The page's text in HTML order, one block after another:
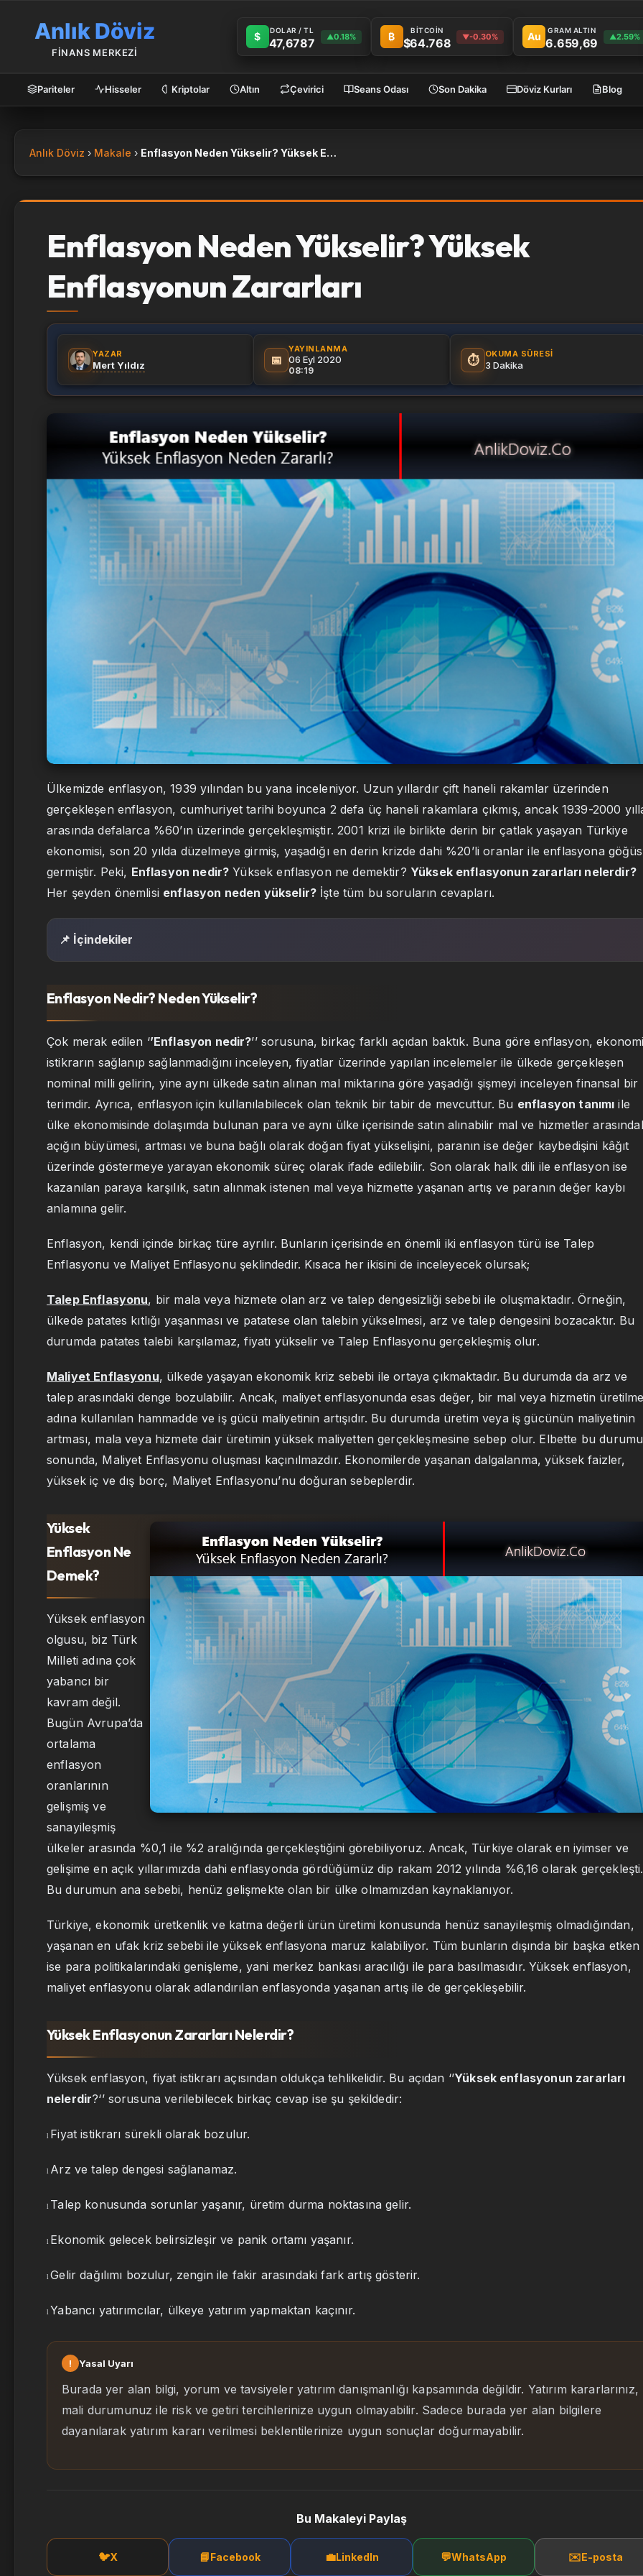
Anlık Döviz
FİNANS MERKEZİ
$ DOLAR / TL
47,6787 ▲0.18% ₿ BİTCOİN
$64.768 ▼-0.30% Au GRAM ALTIN
6.659,69 ▲2.59%
Pariteler Hisseler Kriptolar Altın Çevirici Seans Odası Son Dakika Döviz Kurları Blog
Anlık Döviz Makale Enflasyon Neden Yükselir? Yüksek Enflasyonun Zararları
Enflasyon Neden Yükselir? Yüksek
Enflasyonun Zararları
YAZAR
Mert Yıldız 📅
YAYINLANMA
06 Eyl 2020
08:19
⏱️ OKUMA SÜRESI
3 Dakika
Ülkemizde enflasyon, 1939 yılından bu yana inceleniyor. Uzun yıllardır çift haneli rakamlar üzerinden
gerçekleşen enflasyon, cumhuriyet tarihi boyunca 2 defa üç haneli rakamlara çıkmış, ancak 1939-2000
arasında defalarca %60’ın üzerinde gerçekleşmiştir. 2001 krizi ile birlikte derin bir çatlak yaşayan Türkiye
ekonomisi, son 20 yılda düzelmeye girmiş, yaşadığı en derin krizde dahi %20’li oranlar ile enflasyona göğüs
germiştir. Peki, Enflasyon nedir? Yüksek enflasyon ne demektir? Yüksek enflasyonun zararları nelerdir?
Her şeyden önemlisi enflasyon neden yükselir?İşte tüm bu soruların cevapları.
📌 İçindekiler
Enflasyon Nedir? Neden Yükselir?
Çok merak edilen ‘’Enflasyon nedir?’’ sorusuna, birkaç farklı açıdan baktık. Buna göre enflasyon,
istikrarın sağlanıp sağlanmadığını inceleyen, fiyatlar üzerinde yapılan incelemeler ile ülkede gerçekleşen
nominal milli gelirin, yine aynı ülkede satın alınan mal miktarına göre yaşadığı şişmeyi inceleyen finansal bir
terimdir. Ayrıca, enflasyon için kullanılabilecek olan teknik bir tabir de mevcuttur. Bu enflasyon tanımı ile
ülke ekonomisinde dolaşımda bulunan para ve aynı ülke içerisinde satın alınabilir mal ve hizmetler
açığın büyümesi, artması ve buna bağlı olarak doğan fiyat yükselişini, paranın ise değer kaybedişini kâğıt
üzerinde göstermeye yarayan ekonomik süreç olarak ifade edilebilir. Son olarak halk dili ile enflasyon ise
kazanılan paraya karşılık, satın alınmak istenen mal veya hizmette yaşanan artış ve paranın değer kaybı
anlamına gelir.
Enflasyon, kendi içinde birkaç türe ayrılır. Bunların içerisinde en önemli iki enflasyon türü ise Talep
Enflasyonu ve Maliyet Enflasyonu şeklindedir. Kısaca her ikisini de inceleyecek olursak;
Talep Enflasyonu, bir mala veya hizmete olan arz ve talep dengesizliği sebebi ile oluşmaktadır. Örneğin,
ülkede patates kıtlığı yaşanması ve patatese olan talebin yükselmesi, arz ve talep dengesini bozacaktır. Bu
durumda patates talebi karşılamaz, fiyatı yükselir ve Talep Enflasyonu gerçekleşmiş olur.
Maliyet Enflasyonu, ülkede yaşayan ekonomik kriz sebebi ile ortaya çıkmaktadır. Bu durumda da arz ve
talep arasındaki denge bozulabilir. Ancak, maliyet enflasyonunda esas değer, bir mal veya hizmetin
adına kullanılan hammadde ve iş gücü maliyetinin artışıdır. Bu durumda üretim veya iş gücünün maliyetinin
artması, mala veya hizmete dair üretimin yüksek maliyetten gerçekleşmesine sebep olur. Elbette bu
sonunda, Maliyet Enflasyonu oluşması kaçınılmazdır. Ekonomilerde yaşanan dalgalanma, yüksek faizler,
yüksek iç ve dış borç, Maliyet Enflasyonu’nu doğuran sebeplerdir.
Yüksek
Enflasyon Ne
Demek?
Yüksek enflasyon
olgusu, biz Türk
Milleti adına çok
yabancı bir
kavram değil.
Bugün Avrupa’da
ortalama
enflasyon
oranlarının
gelişmiş ve
sanayileşmiş
ülkeler arasında %0,1 ile %2 aralığında gerçekleştiğini görebiliyoruz. Ancak, Türkiye olarak en iyimser ve
gelişime en açık yıllarımızda dahi enflasyonda gördüğümüz dip rakam 2012 yılında %6,16 olarak gerçekleşti.
Bu durumun ana sebebi, henüz gelişmekte olan bir ülke olmamızdan kaynaklanıyor.
Türkiye, ekonomik üretkenlik ve katma değerli ürün üretimi konusunda henüz sanayileşmiş olmadığından,
yaşanan en ufak kriz sebebi ile yüksek enflasyona maruz kalabiliyor. Tüm bunların dışında bir başka etken
ise para politikalarındaki genişleme, yani merkez bankası aracılığı ile para basılmasıdır. Yüksek enflasyon,
maliyet enflasyonu olarak adlandırılan enflasyonda yaşanan artış ile de gerçekleşebilir.
Yüksek Enflasyonun Zararları Nelerdir?
Yüksek enflasyon, fiyat istikrarı açısından oldukça tehlikelidir. Bu açıdan ‘’Yüksek enflasyonun zararları
nelerdir?‘’ sorusuna verilebilecek birkaç cevap ise şu şekildedir:
l Fiyat istikrarı sürekli olarak bozulur.
l Arz ve talep dengesi sağlanamaz.
l Talep konusunda sorunlar yaşanır, üretim durma noktasına gelir.
l Ekonomik gelecek belirsizleşir ve panik ortamı yaşanır.
lGelir dağılımı bozulur, zengin ile fakir arasındaki fark artış gösterir.
l Yabancı yatırımcılar, ülkeye yatırım yapmaktan kaçınır.
! Yasal Uyarı
Burada yer alan bilgi, yorum ve tavsiyeler yatırım danışmanlığı kapsamında değildir. Yatırım kararlarınız,
mali durumunuz ile risk ve getiri tercihlerinize uygun olmayabilir. Sadece burada yer alan bilgilere
dayanılarak yatırım kararı verilmesi beklentilerinize uygun sonuçlar doğurmayabilir.
Bu Makaleyi Paylaş
🐦X 📘Facebook 💼LinkedIn 💬WhatsApp ✉️E-posta